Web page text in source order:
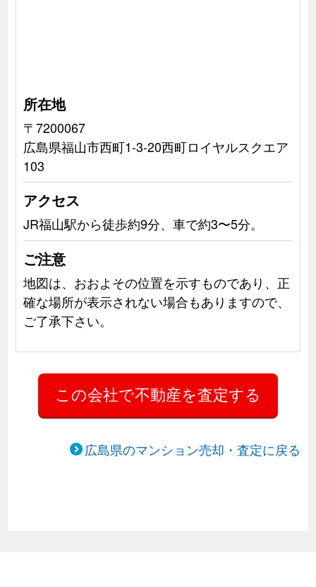
所在地
〒7200067
広島県福山市西町1-3-20西町ロイヤルスクエア
103
アクセス
JR福山駅から徒歩約9分、車で約3〜5分。
ご注意
地図は、おおよその位置を示すものであり、正
確な場所が表示されない場合もありますので、
ご了承下さい。
広島県のマンション売却・査定に戻る